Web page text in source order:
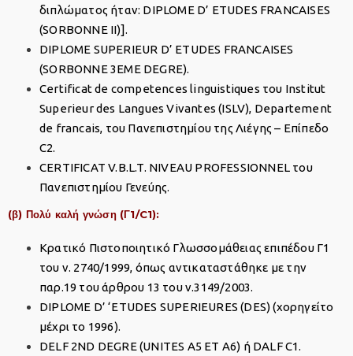
διπλώματος ήταν: DIPLOME D’ ETUDES FRANCAISES
(SORBONNE II)].
DIPLOME SUPERIEUR D’ ETUDES FRANCAISES
(SORBONNE 3EME DEGRE).
Certificat de competences linguistiques του Institut
Superieur des Langues Vivantes (ISLV), Departement
de francais, του Πανεπιστημίου της Λιέγης – Επίπεδο
C2.
CERTIFICAT V.B.L.T. NIVEAU PROFESSIONNEL του
Πανεπιστημίου Γενεύης.
(β) Πολύ καλή γνώση (Γ1/C1):
Κρατικό Πιστοποιητικό Γλωσσομάθειας επιπέδου Γ1
του ν. 2740/1999, όπως αντικαταστάθηκε με την
παρ.19 του άρθρου 13 του ν.3149/2003.
DIPLOME D’ ‘ETUDES SUPERIEURES (DES) (χορηγείτο
μέχρι το 1996).
DELF 2ND DEGRE (UNITES A5 ET A6) ή DALF C1.